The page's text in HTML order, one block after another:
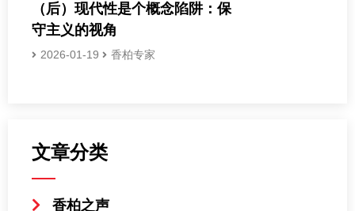
（后）现代性是个概念陷阱：保
守主义的视角
2026-01-19 香柏专家
文章分类
香柏之声